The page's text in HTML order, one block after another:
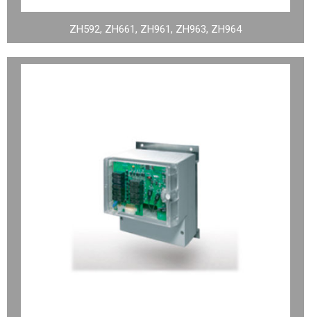
ZH592, ZH661, ZH961, ZH963, ZH964